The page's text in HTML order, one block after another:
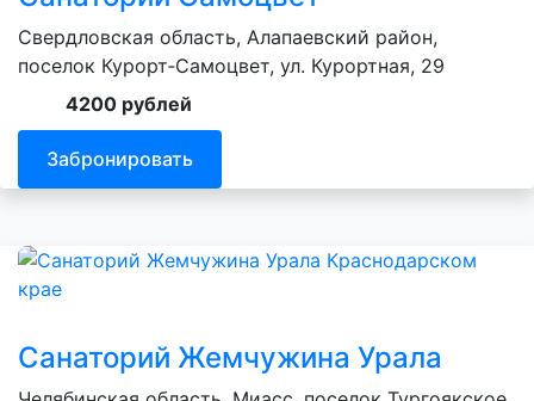
Свердловская область, Алапаевский район,
поселок Курорт‑Самоцвет, ул. Курортная, 29
4200 рублей
Забронировать
Санаторий Жемчужина Урала